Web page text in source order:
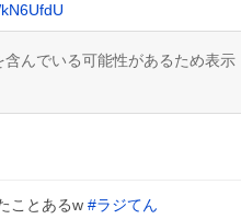
んでいる可能性があるため表示
ことあるw #ラジてん